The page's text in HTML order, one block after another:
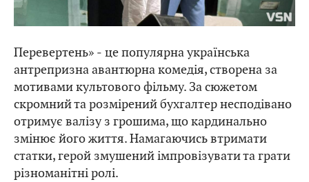
Перевертень» ‒ це популярна українська
антрепризна авантюрна комедія, створена за
мотивами культового фільму. За сюжетом
скромний та розмірений бухгалтер несподівано
отримує валізу з грошима, що кардинально
змінює його життя. Намагаючись втримати
статки, герой змушений імпровізувати та грати
різноманітні ролі.